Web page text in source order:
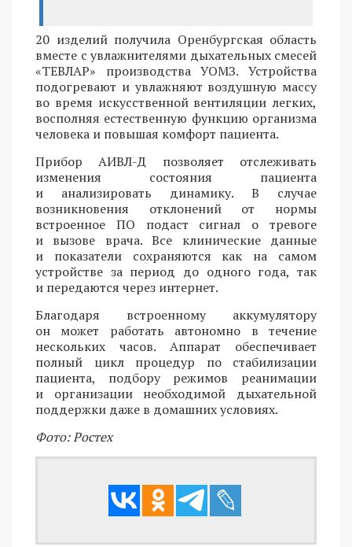
20 изделий получила Оренбургская область
вместе с увлажнителями дыхательных смесей
«ТЕВЛАР» производства УОМЗ. Устройства
подогревают и увлажняют воздушную массу
во время искусственной вентиляции легких,
восполняя естественную функцию организма
человека и повышая комфорт пациента.
Прибор АИВЛ-Д позволяет отслеживать
изменения состояния пациента
и анализировать динамику. В случае
возникновения отклонений от нормы
встроенное ПО подаст сигнал о тревоге
и вызове врача. Все клинические данные
и показатели сохраняются как на самом
устройстве за период до одного года, так
и передаются через интернет.
Благодаря встроенному аккумулятору
он может работать автономно в течение
нескольких часов. Аппарат обеспечивает
полный цикл процедур по стабилизации
пациента, подбору режимов реанимации
и организации необходимой дыхательной
поддержки даже в домашних условиях.
Фото: Ростех